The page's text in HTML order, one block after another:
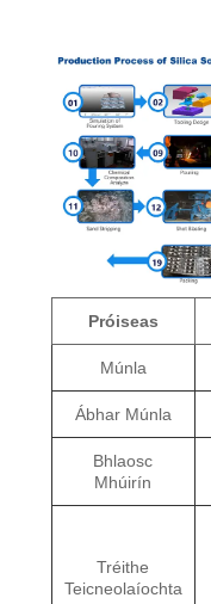
Próiseas
Múnla
Ábhar Múnla
Bhlaosc
Mhúirín
Tréithe
Teicneolaíochta